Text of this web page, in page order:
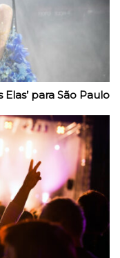
para São Paulo